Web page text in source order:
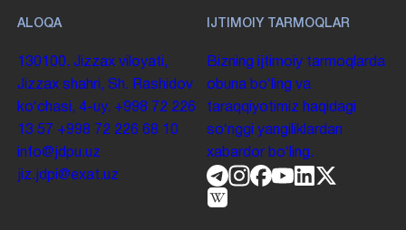
ALOQA
130100. Jizzax viloyati,
Jizzax shahri, Sh. Rashidov
koʻchasi, 4-uy. +998 72 226
13 57 +998 72 226 68 10
info@jdpu.uz
jiz.jdpi@exat.uz
IJTIMOIY TARMOQLAR
Bizning ijtimoiy tarmoqlarda
obuna boʻling va
taraqqiyotimiz haqidagi
soʻnggi yangiliklardan
xabardor boʻling.